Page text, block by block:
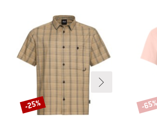
Korting
-25% -